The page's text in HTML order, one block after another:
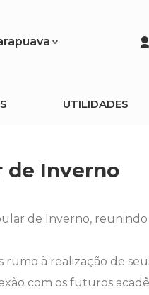
UTILIDADES
de Inverno
de Inverno,
à realização de
com os futuros